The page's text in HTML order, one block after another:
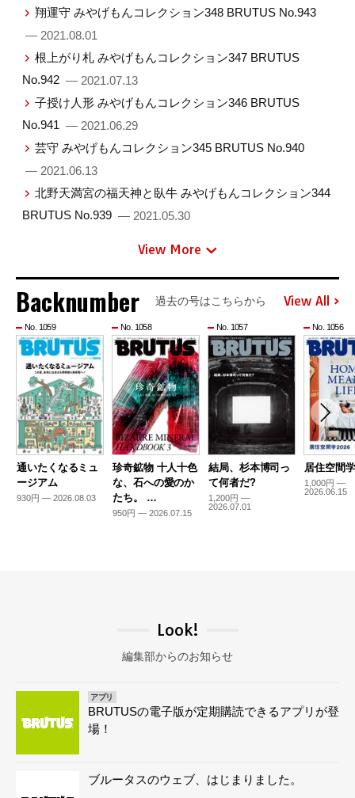
翔運守 みやげもんコレクション348 BRUTUS No.943
— 2021.08.01
根上がり札 みやげもんコレクション347 BRUTUS
No.942 — 2021.07.13
子授け人形 みやげもんコレクション346 BRUTUS
No.941 — 2021.06.29
芸守 みやげもんコレクション345 BRUTUS No.940
— 2021.06.13
北野天満宮の福天神と臥牛 みやげもんコレクション344
BRUTUS No.939 — 2021.05.30
View More
Backnumber 過去の号はこちらから View All
No. 1059
通いたくなるミュ
ージアム
930円 — 2026.08.03
No. 1058
珍奇鉱物 十人十色
な、石への愛のか
たち。 …
950円 — 2026.07.15
No. 1057
結局、杉本博司っ
て何者だ?
1,200円 —
2026.07.01
No. 1056
居住空間
1,000円 —
2026.06.15
Look!
編集部からのお知らせ
アプリ
BRUTUSの電子版が定期購読できるアプリが登
場！
ブルータスのウェブ、はじまりました。